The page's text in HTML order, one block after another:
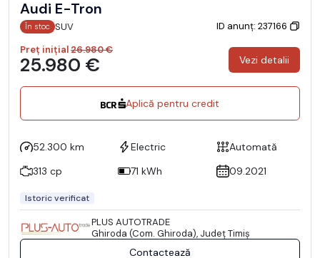
Audi E-Tron
În stoc SUV
ID anunț: 237166
Preț inițial26.980 €
25.980 € Vezi detalii
Aplică pentru credit
52.300 km Electric
Automată
313 cp
71 kWh 09.2021
Istoric verificat
PLUS AUTOTRADE
Ghiroda (Com. Ghiroda), Județ Timiş
Contactează